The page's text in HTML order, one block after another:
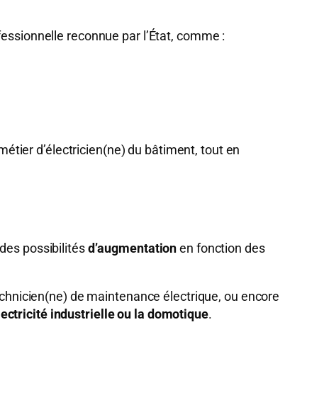
reconnue par l’État, comme :
d’électricien(ne) du bâtiment, tout en
possibilitésd’augmentationen fonction des
de maintenance électrique, ou encore
industrielle ou la domotique.